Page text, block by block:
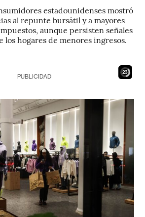
estadounidenses mostró
al repunte bursátil y a mayores
aunque persisten señales
los hogares de menores ingresos.
21
PUBLICIDAD